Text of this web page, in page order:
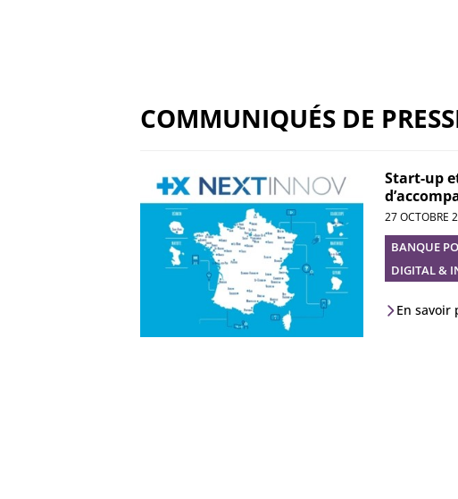
COMMUNIQUÉS DE
Start-up
27 OCTOBRE
BANQUE
DIGITAL &
En savoir